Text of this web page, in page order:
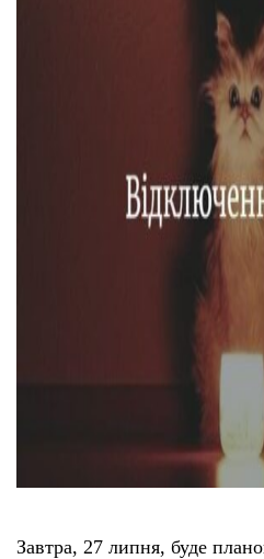
Завтра, 27 липня, буде